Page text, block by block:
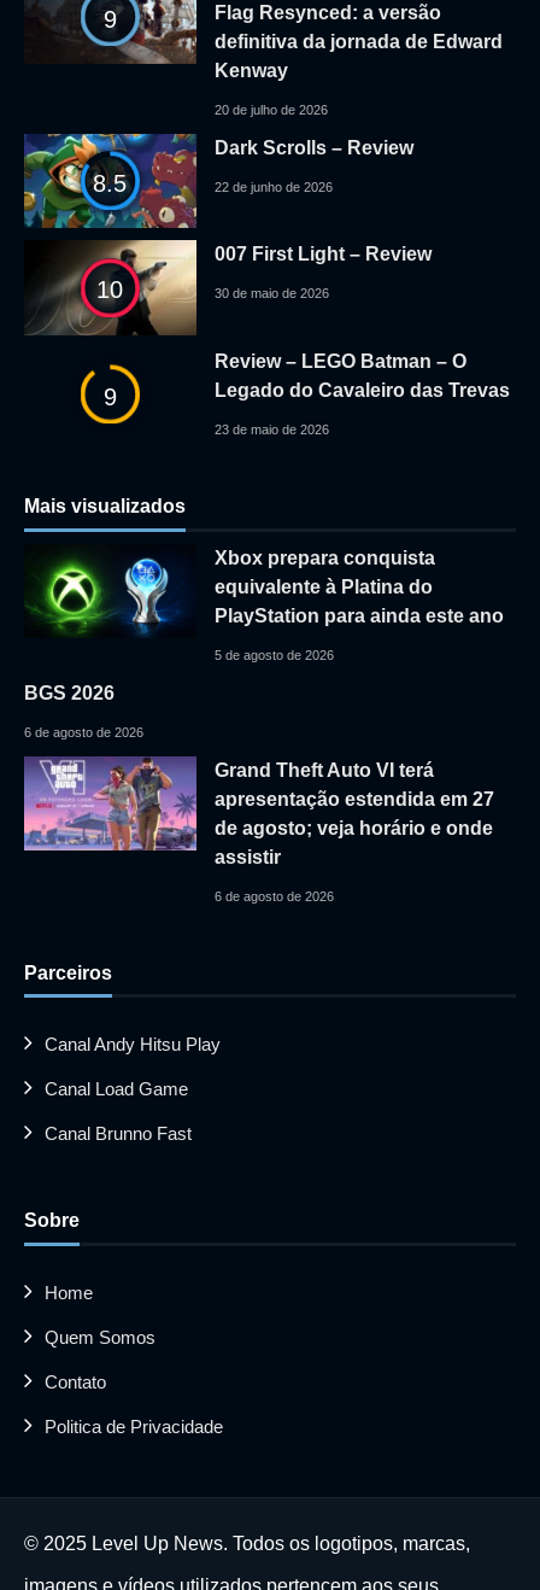
9
Flag Resynced: a versão
definitiva da jornada de Edward
Kenway
20 de julho de 2026
8.5
Dark Scrolls – Review
22 de junho de 2026
10
007 First Light – Review
30 de maio de 2026
9
Review – LEGO Batman – O
Legado do Cavaleiro das Trevas
23 de maio de 2026
Mais visualizados
Xbox prepara conquista
equivalente à Platina do
PlayStation para ainda este ano
5 de agosto de 2026
BGS 2026
6 de agosto de 2026
Grand Theft Auto VI terá
apresentação estendida em 27
de agosto; veja horário e onde
assistir
6 de agosto de 2026
Parceiros
Canal Andy Hitsu Play
Canal Load Game
Canal Brunno Fast
Sobre
Home
Quem Somos
Contato
Politica de Privacidade
© 2025 Level Up News. Todos os logotipos, marcas,
imagens e vídeos utilizados pertencem aos seus